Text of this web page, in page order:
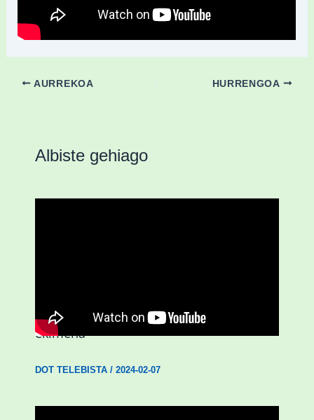
AURREKOA HURRENGOA
Albiste gehiago
D3.0| Gazteei zuzendutako ZUOK
ekimena
DOT TELEBISTA/ 2024-02-07